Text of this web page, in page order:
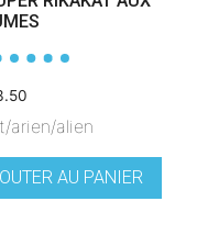
arien/alien
AU PANIER